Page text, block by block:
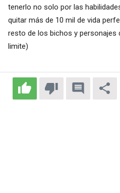
tenerlo no solo por las
quitar más de 10 mil de vida
resto de los bichos y personajes
limite)